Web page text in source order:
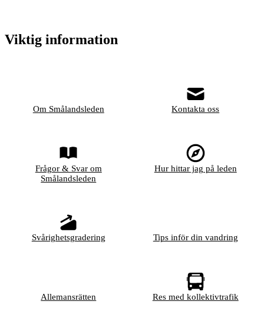
Viktig information
Om Smålandsleden Kontakta oss
Frågor & Svar om
Smålandsleden
Hur hittar jag på leden
Svårighetsgradering Tips inför din vandring
Allemansrätten Res med kollektivtrafik